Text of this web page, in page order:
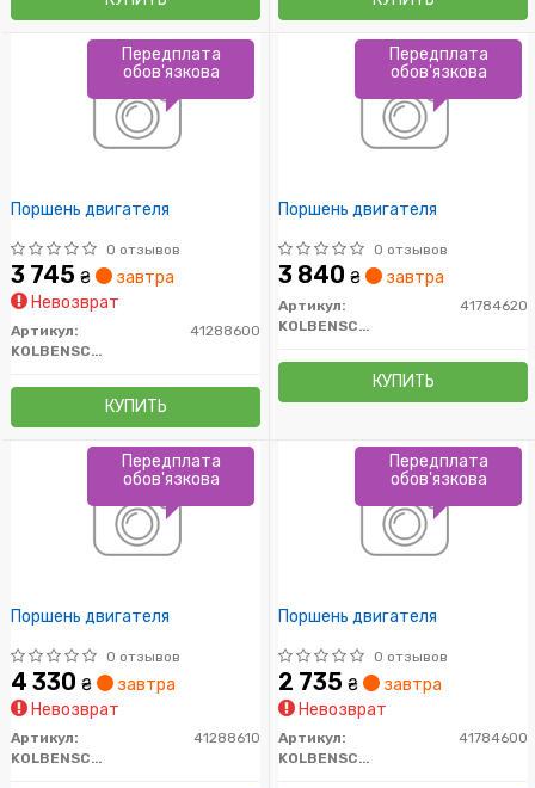
Поршень двигателя
0 отзывов
3 745 ₴
завтра
Невозврат
Артикул:
41288600
KOLBENSCHMIDT
КУПИТЬ
Передплата
обов'язкова
Поршень двигателя
0 отзывов
3 840 ₴ завтра
Артикул:
41784620
KOLBENSCHMIDT
КУПИТЬ
Передплата
обов'язкова
Поршень двигателя
0 отзывов
4 330 ₴
завтра
Невозврат
Артикул:
41288610
KOLBENSCHMIDT
Передплата
обов'язкова
Поршень двигателя
0 отзывов
2 735 ₴
завтра
Невозврат
Артикул:
41784600
KOLBENSCHMIDT
Передплата
обов'язкова